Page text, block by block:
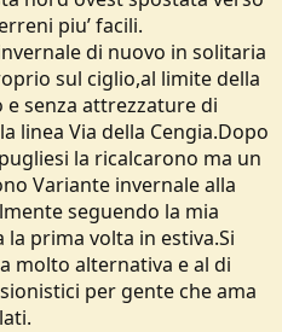
piu’ facili.
di nuovo in solitaria
sul ciglio,al limite della
e senza attrezzature di
linea Via della Cengia.Dopo
la ricalcarono ma un
Variante invernale alla
seguendo la mia
prima volta in estiva.Si
molto alternativa e al di
per gente che ama